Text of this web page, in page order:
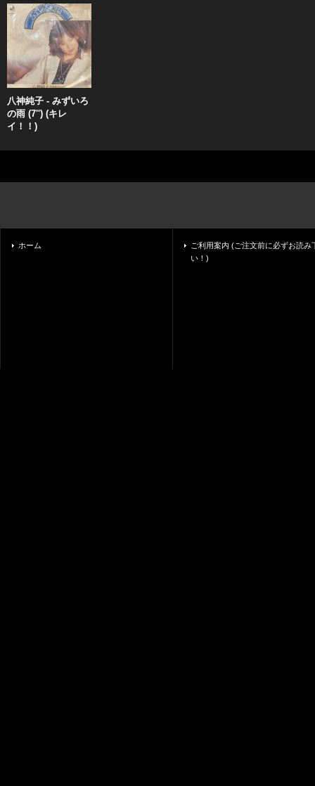
八神純子 - みずいろ
の雨 (7'') (キレ
イ！！)
ホーム
ご利用案内 (ご注文前に必ずお読み
い！)